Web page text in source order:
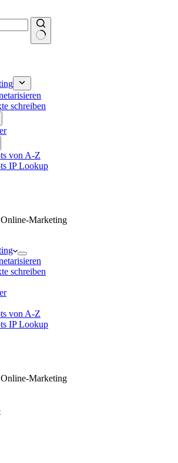
schreiben
von A-Z
IP Lookup
Marketing
schreiben
von A-Z
IP Lookup
Marketing